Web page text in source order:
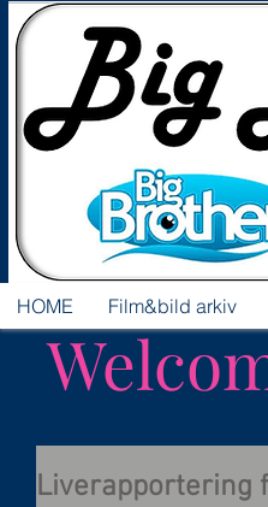
HOME Film&bild arkiv
Liverapportering